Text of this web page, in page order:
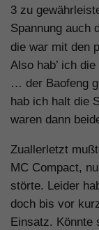
3 zu
Spannung auch
die war mit den
Also hab’ ich
… der Baofeng
hab ich halt die
waren dann
Zuallerletzt
MC Compact,
störte. Leider
doch bis vor
Einsatz. Könnte